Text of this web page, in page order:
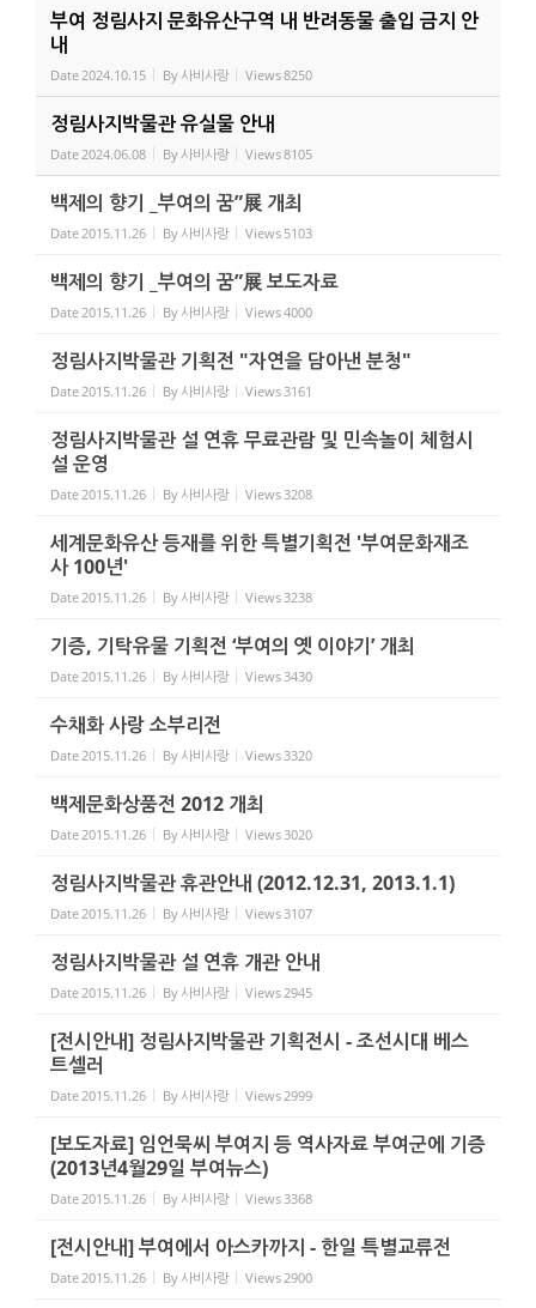
부여 정림사지 문화유산구역 내 반려동물 출입 금지 안
내
Date2024.10.15 By사비사랑 Views8250
정림사지박물관 유실물 안내
Date2024.06.08 By사비사랑 Views8105
백제의 향기 _부여의 꿈”展 개최
Date2015.11.26 By사비사랑 Views 5103
백제의 향기 _부여의 꿈”展 보도자료
Date2015.11.26 By사비사랑 Views4000
정림사지박물관 기획전 "자연을 담아낸 분청"
Date2015.11.26 By사비사랑 Views3161
정림사지박물관 설 연휴 무료관람 및 민속놀이 체험시
설 운영
Date2015.11.26 By사비사랑 Views3208
세계문화유산 등재를 위한 특별기획전 '부여문화재조
사 100년'
Date2015.11.26 By사비사랑 Views3238
기증, 기탁유물 기획전 ‘부여의 옛 이야기’ 개최
Date2015.11.26 By사비사랑 Views3430
수채화 사랑 소부리전
Date2015.11.26 By사비사랑 Views3320
백제문화상품전 2012 개최
Date2015.11.26 By사비사랑 Views3020
정림사지박물관 휴관안내 (2012.12.31, 2013.1.1)
Date2015.11.26 By사비사랑 Views3107
정림사지박물관 설 연휴 개관 안내
Date2015.11.26 By사비사랑 Views2945
[전시안내] 정림사지박물관 기획전시 - 조선시대 베스
트셀러
Date2015.11.26 By사비사랑 Views2999
[보도자료] 임언묵씨 부여지 등 역사자료 부여군에 기증
(2013년4월29일 부여뉴스)
Date2015.11.26 By사비사랑 Views3368
[전시안내] 부여에서 아스카까지 - 한일 특별교류전
Date2015.11.26 By사비사랑 Views2900